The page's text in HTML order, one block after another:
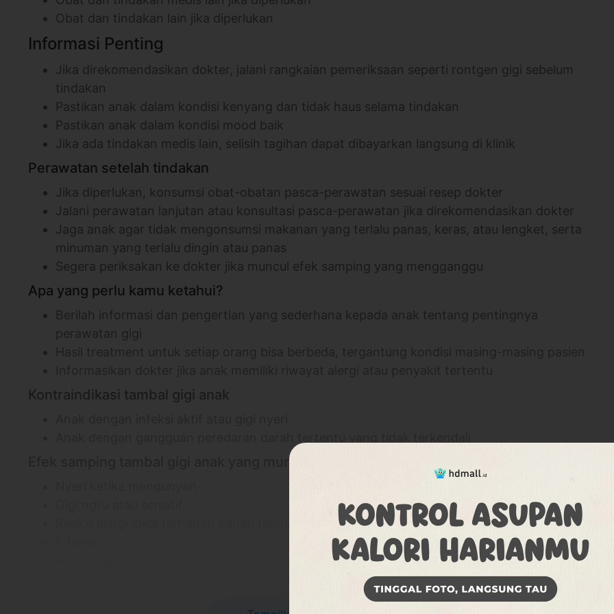
Obat dan tindakan lain jika diperlukan
Informasi Penting
Jika direkomendasikan dokter, jalani rangkaian pemeriksaan seperti rontgen gigi sebelum
tindakan
Pastikan anak dalam kondisi kenyang dan tidak haus selama tindakan
Pastikan anak dalam kondisi mood baik
Jika ada tindakan medis lain, selisih tagihan dapat dibayarkan langsung di klinik
Perawatan setelah tindakan
Jika diperlukan, konsumsi obat-obatan pasca-perawatan sesuai resep dokter
Jalani perawatan lanjutan atau konsultasi pasca-perawatan jika direkomendasikan dokter
Jaga anak agar tidak mengonsumsi makanan yang terlalu panas, keras, atau lengket, serta
minuman yang terlalu dingin atau panas
Segera periksakan ke dokter jika muncul efek samping yang mengganggu
Apa yang perlu kamu ketahui?
Berilah informasi dan pengertian yang sederhana kepada anak tentang pentingnya
perawatan gigi
Kontraindikasi tambal gigi anak
Efek samping tambal gigi anak yang mungkin terjadi